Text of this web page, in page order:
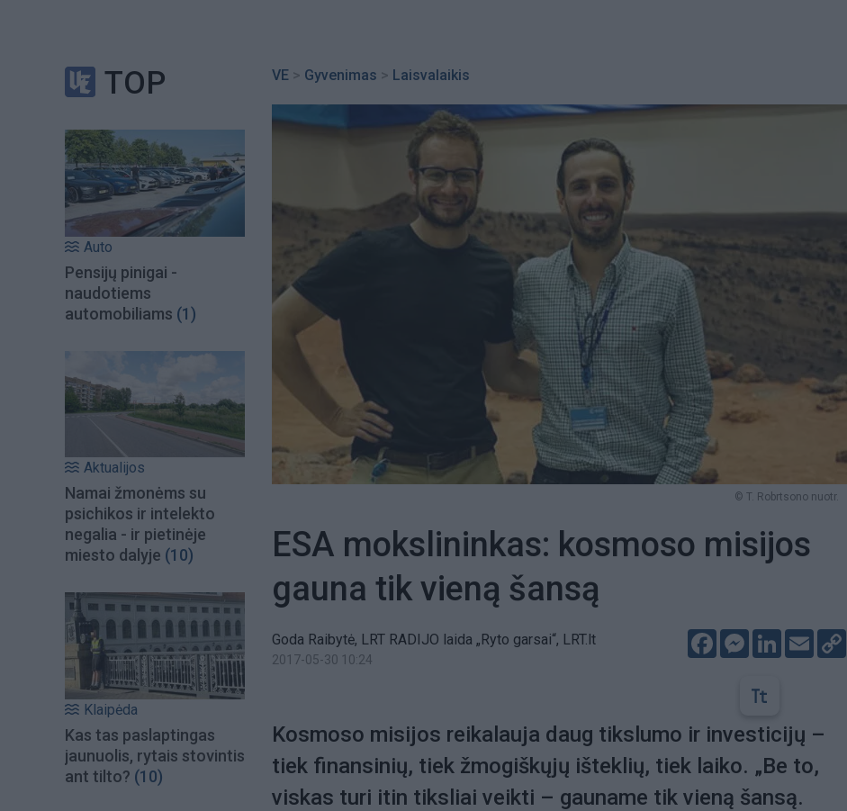
TOP
Auto
Pensijų pinigai -
naudotiems
automobiliams (1)
Aktualijos
Namai žmonėms su
psichikos ir intelekto
negalia - ir pietinėje
miesto dalyje (10)
Klaipėda
Kas tas paslaptingas
jaunuolis, rytais stovintis
ant tilto? (10)
VE > Gyvenimas > Laisvalaikis
© T. Robrtsono nuotr.
ESA mokslininkas: kosmoso misijos
gauna tik vieną šansą
Goda Raibytė, LRT RADIJO laida „Ryto garsai“, LRT.lt
2017-05-30 10:24
FacebookMessenger
LinkedIn
Email
Kosmoso misijos reikalauja daug tikslumo ir investicijų –
tiek finansinių, tiek žmogiškųjų išteklių, tiek laiko. „Be to,
viskas turi itin tiksliai veikti – gauname tik vieną šansą.